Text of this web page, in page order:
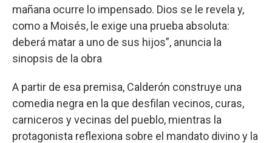
mañana ocurre lo impensado. Dios se le revela y,
como a Moisés, le exige una prueba absoluta:
deberá matar a uno de sus hijos”, anuncia la
sinopsis de la obra
A partir de esa premisa, Calderón construye una
comedia negra en la que desfilan vecinos, curas,
carniceros y vecinas del pueblo, mientras la
protagonista reflexiona sobre el mandato divino y la